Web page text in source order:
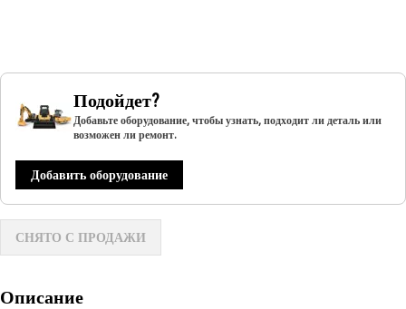
Подойдет?
Добавьте оборудование, чтобы узнать, подходит ли деталь или
возможен ли ремонт.
Добавить оборудование
СНЯТО С ПРОДАЖИ
Описание